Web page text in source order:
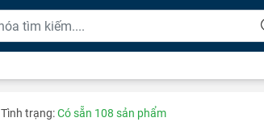
Tình trạng:Có sẵn 108 sản phẩm